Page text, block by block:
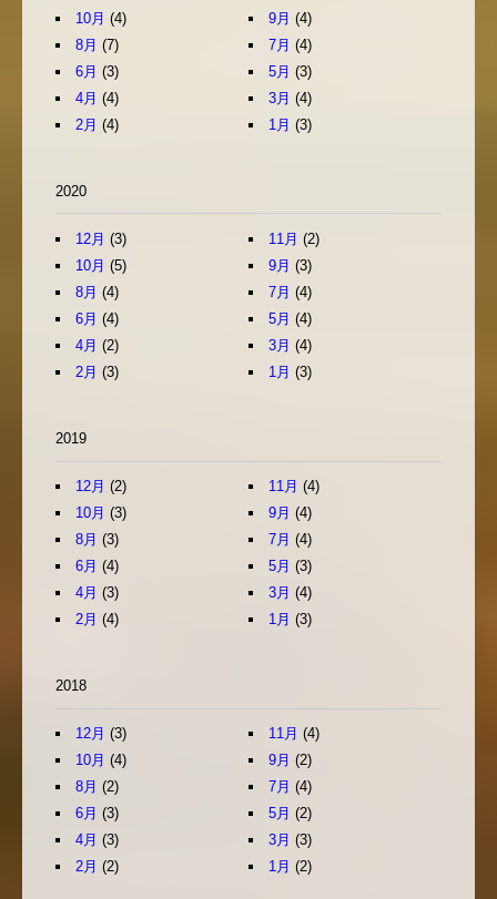
10月 (4) 9月 (4)
8月 (7) 7月 (4)
6月 (3) 5月 (3)
4月 (4) 3月 (4)
2月 (4) 1月 (3)
2020
12月 (3) 11月 (2)
10月 (5) 9月 (3)
8月 (4) 7月 (4)
6月 (4) 5月 (4)
4月 (2) 3月 (4)
2月 (3) 1月 (3)
2019
12月 (2) 11月 (4)
10月 (3) 9月 (4)
8月 (3) 7月 (4)
6月 (4) 5月 (3)
4月 (3) 3月 (4)
2月 (4) 1月 (3)
2018
12月 (3) 11月 (4)
10月 (4) 9月 (2)
8月 (2) 7月 (4)
6月 (3) 5月 (2)
4月 (3) 3月 (3)
2月 (2) 1月 (2)